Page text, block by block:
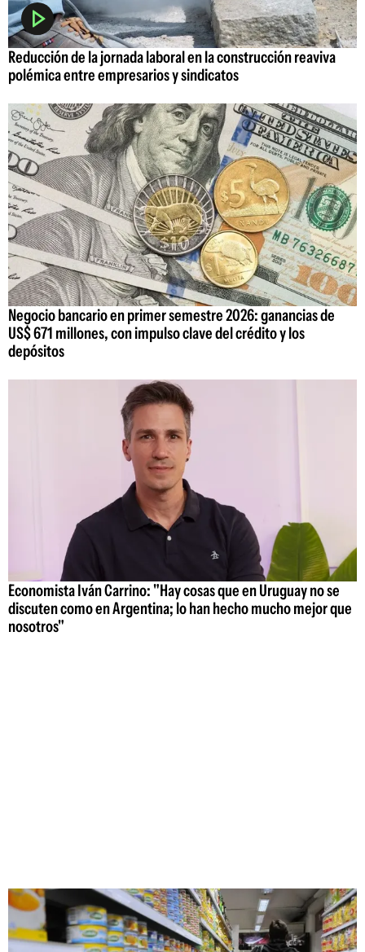
Reducción de la jornada laboral en la construcción reaviva
polémica entre empresarios y sindicatos
Negocio bancario en primer semestre 2026: ganancias de
US$ 671 millones, con impulso clave del crédito y los
depósitos
Economista Iván Carrino: "Hay cosas que en Uruguay no se
discuten como en Argentina; lo han hecho mucho mejor que
nosotros"